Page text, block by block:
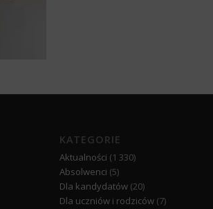
KATEGORIE
Aktualności (1 330)
Absolwenci (5)
Dla kandydatów(20)
Dla uczniów i rodziców(7)